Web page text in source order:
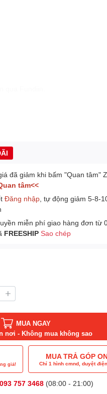
đã giảm khi bấm "Quan tâm"
tâm<<
Đăng nhập , tự động giảm 5-8-
miễn phí giao hàng đơn từ
FREESHIP Sao chép
MUA NGAY
nơi - Không mua không sao
giả!
MUA TRẢ GÓP
Chỉ 1 hình cmnd, duyệt
093 757 3468(08:00 - 21:00)